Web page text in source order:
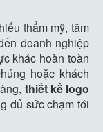
thẩm mỹ, tâm
doanh nghiệp
khác hoàn toàn
hoặc khách
thiết kế logo
đủ sức chạm tới